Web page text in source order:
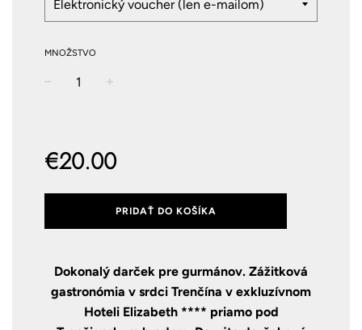
MNOŽSTVO
€20.00
PRIDAŤ DO KOŠÍKA
Dokonalý darček pre gurmánov. Zážitková
gastronómia v srdci Trenčína v exkluzívnom
Hoteli Elizabeth **** priamo pod